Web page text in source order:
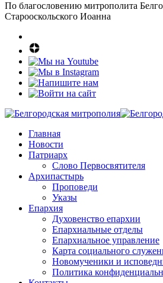
По благословению митрополита
Старооскольского Иоанна
Главная
Новости
Патриарх
Слово Первосвятителя
Архипастырь
Проповеди
Указы
Епархия
Духовенство епархии
Епархиальные отделы
Епархиальное управление
Карта социального
Новомученики и
Политика